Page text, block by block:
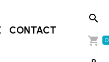
CONTACT
0